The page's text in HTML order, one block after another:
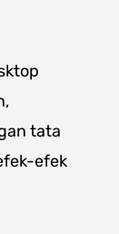
tata
efek